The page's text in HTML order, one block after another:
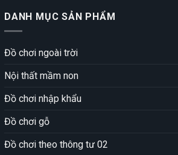
DANH MỤC SẢN PHẨM
Đồ chơi ngoài trời
Nội thất mầm non
Đồ chơi nhập khẩu
Đồ chơi gỗ
Đồ chơi theo thông tư 02